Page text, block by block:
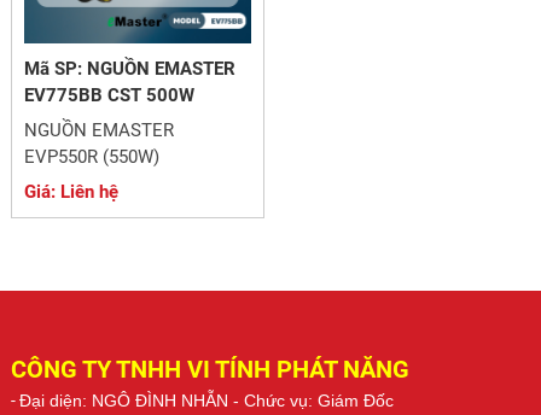
Mã SP: NGUỒN EMASTER
EV775BB CST 500W
NGUỒN EMASTER
EVP550R (550W)
Giá: Liên hệ
CÔNG TY TNHH VI TÍNH PHÁT NĂNG
-Đại diện: NGÔ ĐÌNH NHẪN - Chức vụ: Giám Đốc